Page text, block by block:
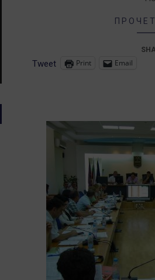
Tweet Print Email